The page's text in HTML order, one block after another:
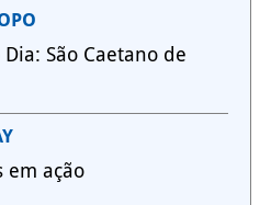
São Caetano de
em ação